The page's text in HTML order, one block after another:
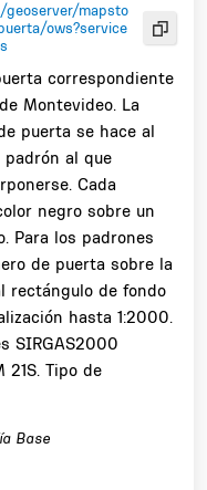
mapsto
ows?service
correspondiente
Montevideo. La
puerta se hace al
al que
Cada
negro sobre un
Para los padrones
de puerta sobre la
rectángulo de fondo
hasta 1:2000.
SIRGAS2000
21S. Tipo de
Base